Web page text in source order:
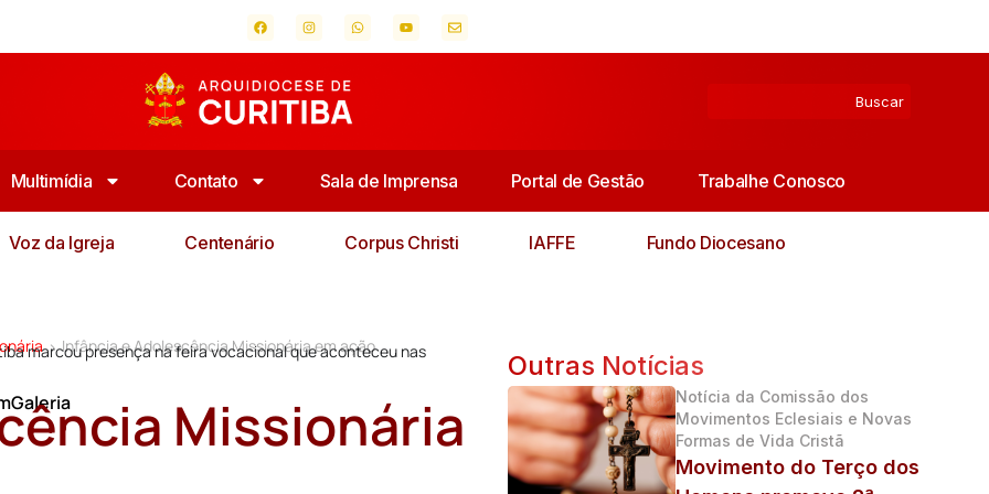
Multimídia Contato Sala de Imprensa Portal de Gestão Trabalhe Conosco
Voz da Igreja Centenário Corpus Christi IAFFE Fundo Diocesano
> Infância e Adolescência Missionária em ação
marcou presença na feira vocacional que aconteceu nas
Missionária
Outras Notícias
Notícia da Comissão dos
Movimentos Eclesiais e Novas
Formas de Vida Cristã
Movimento do Terço dos